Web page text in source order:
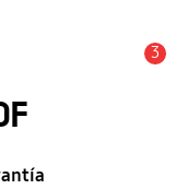
3